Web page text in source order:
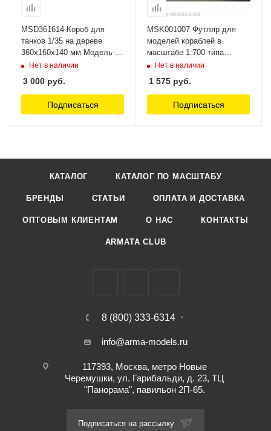
MSD361614 Короб для
танков 1/35 на дереве
360х160х140 мм Модель-
Сервис
Нет в наличии
3 000 руб.
Подписаться
MSK001007 Футляр для
моделей кораблей в
масштабе 1:700 типа
Линкор Модель-Сервис
Нет в наличии
1 575 руб.
Подписаться
КАТАЛОГ КАТАЛОГ ПО МАСШТАБУ
БРЕНДЫ СТАТЬИ ОПЛАТА И ДОСТАВКА
ОПТОВЫМ КЛИЕНТАМ О НАС КОНТАКТЫ
ARMATA CLUB
8 (800) 333-6314
info@arma-models.ru
117393, Москва, метро Новые
Черемушки, ул. Гарибальди, д. 23, ТЦ
"Панорама", павильон 2П-65.
Подписаться на рассылку